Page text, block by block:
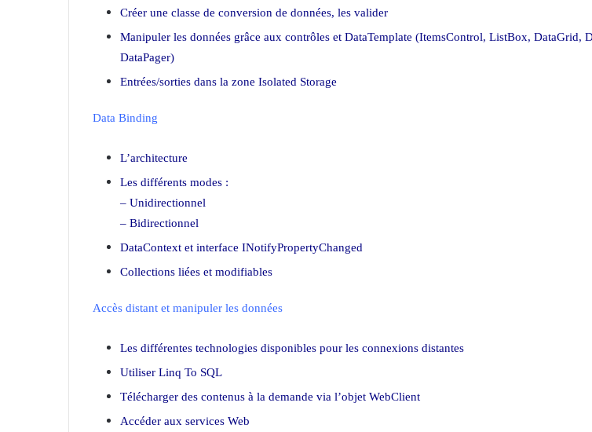
Créer une classe de conversion de données, les valider
Manipuler les données grâce aux contrôles et DataTemplate (ItemsControl, ListBox, DataGrid,
DataPager)
Entrées/sorties dans la zone Isolated Storage
Data Binding
L’architecture
Les différents modes :
– Unidirectionnel
– Bidirectionnel
DataContext et interface INotifyPropertyChanged
Collections liées et modifiables
Accès distant et manipuler les données
Les différentes technologies disponibles pour les connexions distantes
Utiliser Linq To SQL
Télécharger des contenus à la demande via l’objet WebClient
Accéder aux services Web